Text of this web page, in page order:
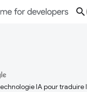
IA pour traduire